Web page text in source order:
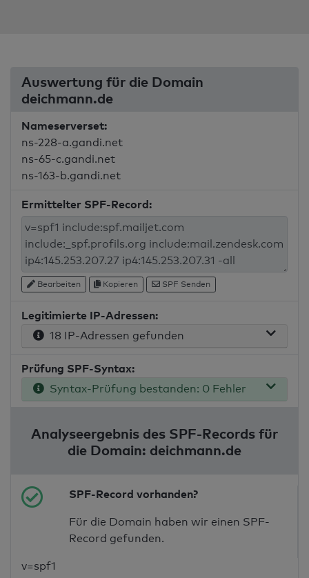
Auswertung für die Domain
deichmann.de
Nameserverset:
ns-228-a.gandi.net
ns-65-c.gandi.net
ns-163-b.gandi.net
Ermittelter SPF-Record:
Bearbeiten Kopieren SPF Senden
Legitimierte IP-Adressen:
18 IP-Adressen gefunden
Prüfung SPF-Syntax:
Syntax-Prüfung bestanden: 0 Fehler
Analyseergebnis des SPF-Records für
die Domain: deichmann.de
SPF-Record vorhanden?
Für die Domain haben wir einen SPF-
Record gefunden.
v=spf1